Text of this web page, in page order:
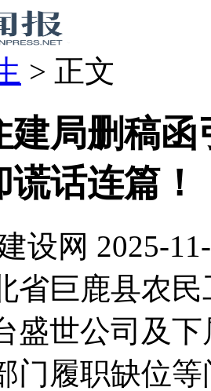
> 正文
建局删稿
话连篇！
设网 2025-
省巨鹿县农
盛世公司及
门履职缺位